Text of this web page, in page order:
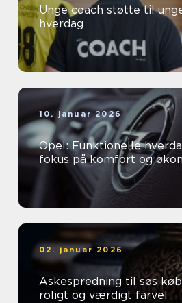
Unge coach støtte til unge i en presset
hverdag
10. januar 2026
Opel: Funktionelle
fokus på komfort og
02. januar 2026
Askespredning til søs
roligt og værdigt farvel